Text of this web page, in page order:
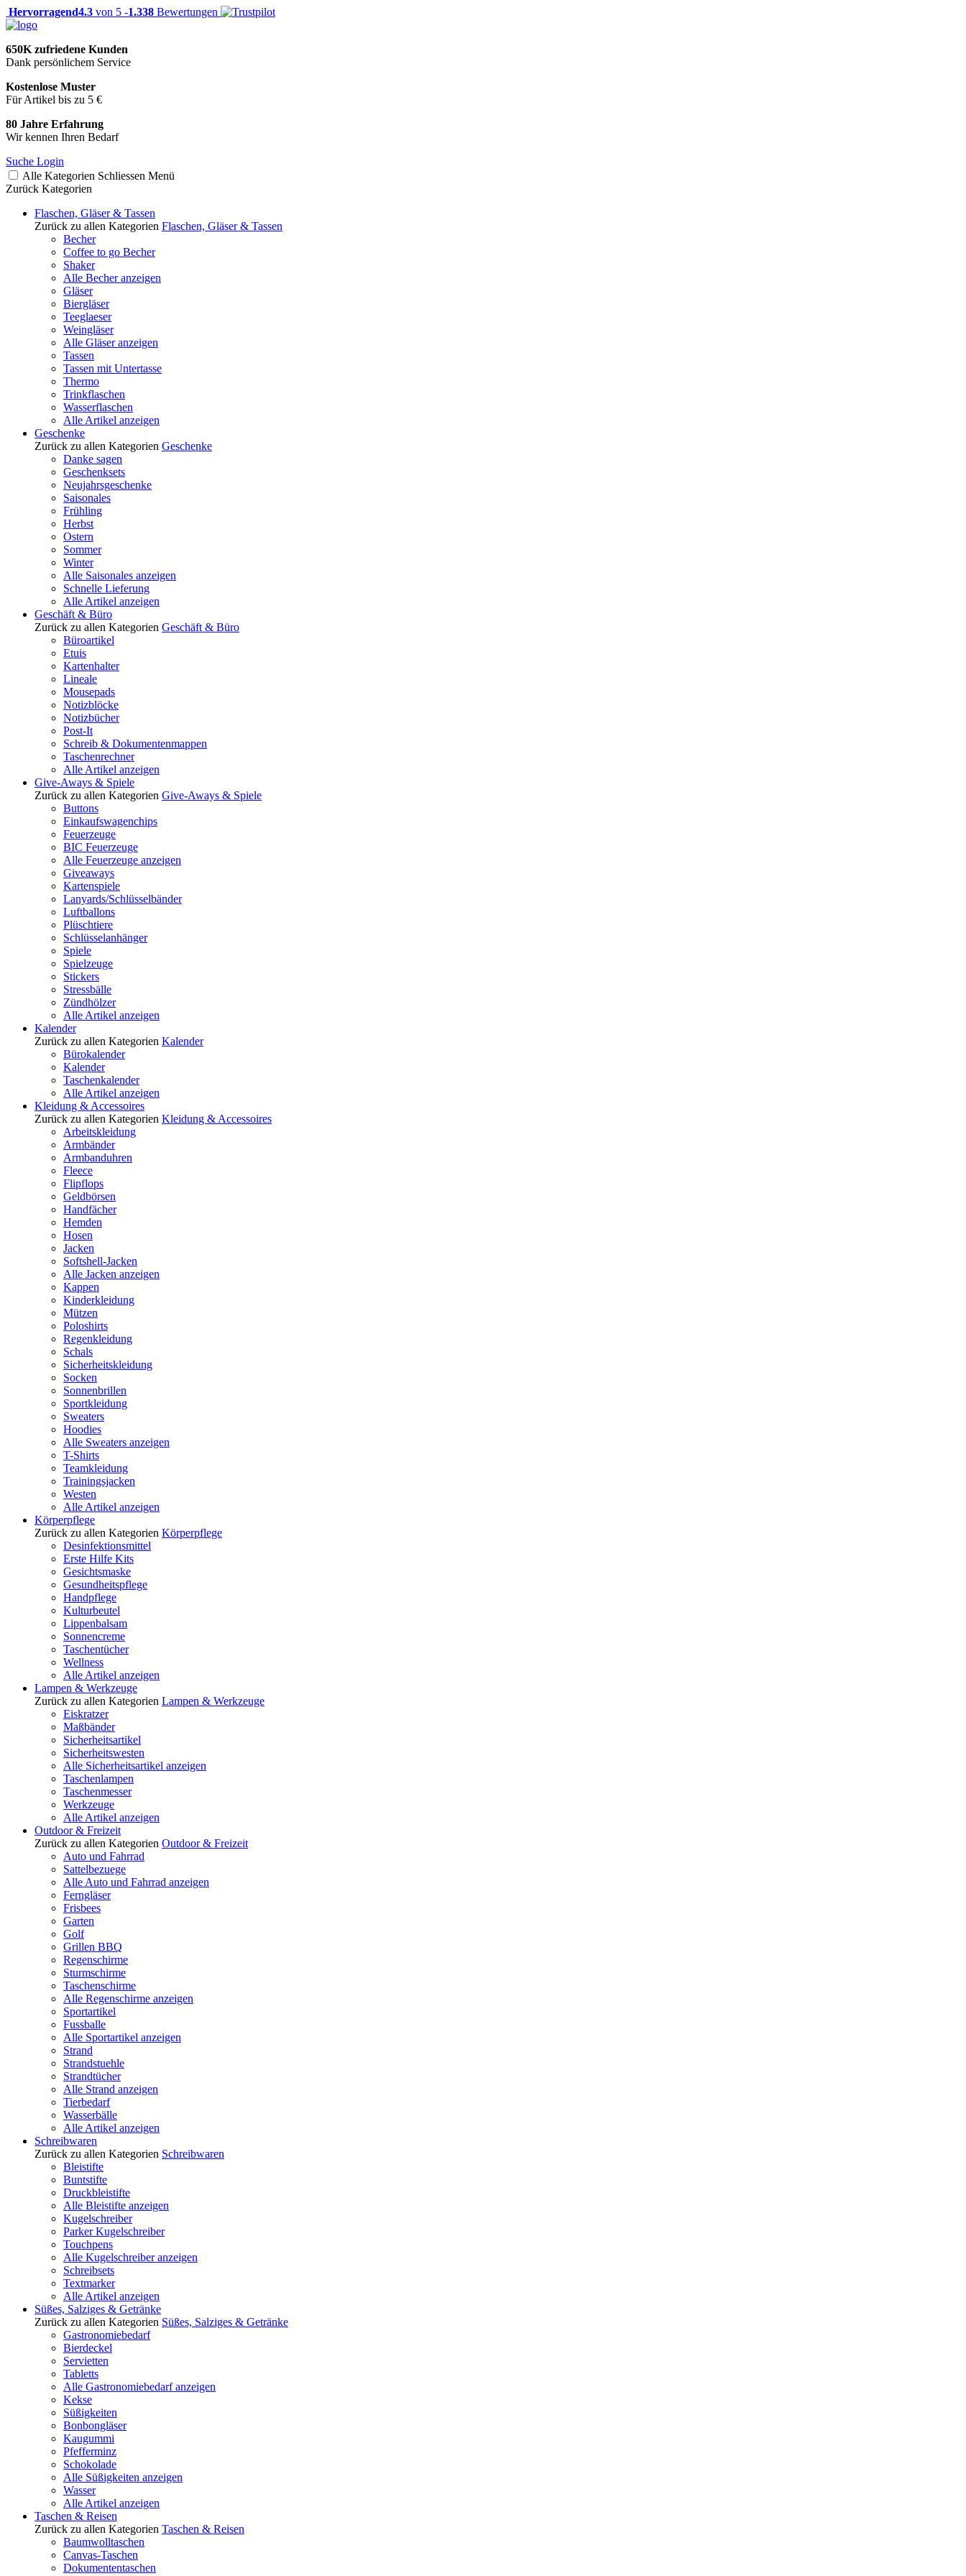
Hervorragend4.3 von 5 -1.338 Bewertungen
650K zufriedene Kunden
Dank persönlichem Service
Kostenlose Muster
Für Artikel bis zu 5 €
80 Jahre Erfahrung
Wir kennen Ihren Bedarf
Suche Login
Alle Kategorien Schliessen Menü
Zurück Kategorien
Flaschen, Gläser & Tassen
Zurück zu allen Kategorien Flaschen, Gläser & Tassen
Becher
Coffee to go Becher
Shaker
Alle Becher anzeigen
Gläser
Biergläser
Teeglaeser
Weingläser
Alle Gläser anzeigen
Tassen
Tassen mit Untertasse
Thermo
Trinkflaschen
Wasserflaschen
Alle Artikel anzeigen
Geschenke
Zurück zu allen Kategorien Geschenke
Danke sagen
Geschenksets
Neujahrsgeschenke
Saisonales
Frühling
Herbst
Ostern
Sommer
Winter
Alle Saisonales anzeigen
Schnelle Lieferung
Alle Artikel anzeigen
Geschäft & Büro
Zurück zu allen Kategorien Geschäft & Büro
Büroartikel
Etuis
Kartenhalter
Lineale
Mousepads
Notizblöcke
Notizbücher
Post-It
Schreib & Dokumentenmappen
Taschenrechner
Alle Artikel anzeigen
Give-Aways & Spiele
Zurück zu allen Kategorien Give-Aways & Spiele
Buttons
Einkaufswagenchips
Feuerzeuge
BIC Feuerzeuge
Alle Feuerzeuge anzeigen
Giveaways
Kartenspiele
Lanyards/Schlüsselbänder
Luftballons
Plüschtiere
Schlüsselanhänger
Spiele
Spielzeuge
Stickers
Stressbälle
Zündhölzer
Alle Artikel anzeigen
Kalender
Zurück zu allen Kategorien Kalender
Bürokalender
Kalender
Taschenkalender
Alle Artikel anzeigen
Kleidung & Accessoires
Zurück zu allen Kategorien Kleidung & Accessoires
Arbeitskleidung
Armbänder
Armbanduhren
Fleece
Flipflops
Geldbörsen
Handfächer
Hemden
Hosen
Jacken
Softshell-Jacken
Alle Jacken anzeigen
Kappen
Kinderkleidung
Mützen
Poloshirts
Regenkleidung
Schals
Sicherheitskleidung
Socken
Sonnenbrillen
Sportkleidung
Sweaters
Hoodies
Alle Sweaters anzeigen
T-Shirts
Teamkleidung
Trainingsjacken
Westen
Alle Artikel anzeigen
Körperpflege
Zurück zu allen Kategorien Körperpflege
Desinfektionsmittel
Erste Hilfe Kits
Gesichtsmaske
Gesundheitspflege
Handpflege
Kulturbeutel
Lippenbalsam
Sonnencreme
Taschentücher
Wellness
Alle Artikel anzeigen
Lampen & Werkzeuge
Zurück zu allen Kategorien Lampen & Werkzeuge
Eiskratzer
Maßbänder
Sicherheitsartikel
Sicherheitswesten
Alle Sicherheitsartikel anzeigen
Taschenlampen
Taschenmesser
Werkzeuge
Alle Artikel anzeigen
Outdoor & Freizeit
Zurück zu allen Kategorien Outdoor & Freizeit
Auto und Fahrrad
Sattelbezuege
Alle Auto und Fahrrad anzeigen
Ferngläser
Frisbees
Garten
Golf
Grillen BBQ
Regenschirme
Sturmschirme
Taschenschirme
Alle Regenschirme anzeigen
Sportartikel
Fussballe
Alle Sportartikel anzeigen
Strand
Strandstuehle
Strandtücher
Alle Strand anzeigen
Tierbedarf
Wasserbälle
Alle Artikel anzeigen
Schreibwaren
Zurück zu allen Kategorien Schreibwaren
Bleistifte
Buntstifte
Druckbleistifte
Alle Bleistifte anzeigen
Kugelschreiber
Parker Kugelschreiber
Touchpens
Alle Kugelschreiber anzeigen
Schreibsets
Textmarker
Alle Artikel anzeigen
Süßes, Salziges & Getränke
Zurück zu allen Kategorien Süßes, Salziges & Getränke
Gastronomiebedarf
Bierdeckel
Servietten
Tabletts
Alle Gastronomiebedarf anzeigen
Kekse
Süßigkeiten
Bonbongläser
Kaugummi
Pfefferminz
Schokolade
Alle Süßigkeiten anzeigen
Wasser
Alle Artikel anzeigen
Taschen & Reisen
Zurück zu allen Kategorien Taschen & Reisen
Baumwolltaschen
Canvas-Taschen
Dokumententaschen